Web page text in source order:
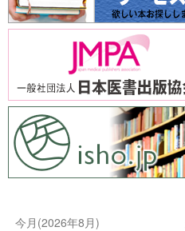
今月(2026年8月)